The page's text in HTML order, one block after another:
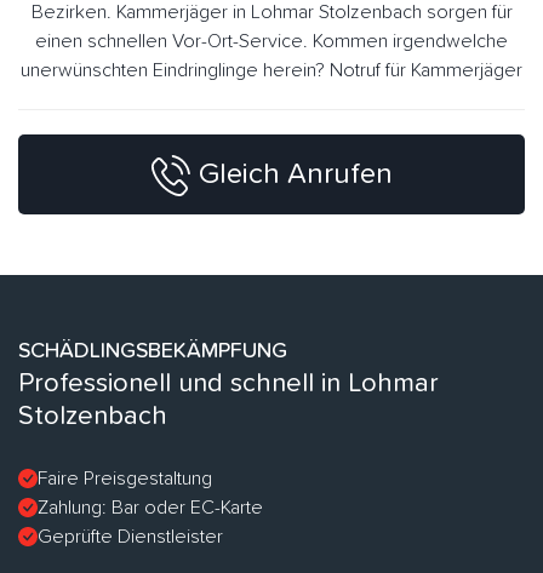
Bezirken. Kammerjäger in Lohmar Stolzenbach sorgen für
einen schnellen Vor-Ort-Service. Kommen irgendwelche
unerwünschten Eindringlinge herein? Notruf für Kammerjäger
Gleich Anrufen
SCHÄDLINGSBEKÄMPFUNG
Professionell und schnell in Lohmar
Stolzenbach
Faire Preisgestaltung
Zahlung: Bar oder EC-Karte
Geprüfte Dienstleister